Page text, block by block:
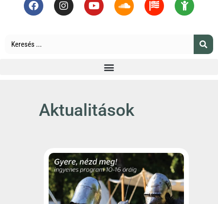
Aktualitások